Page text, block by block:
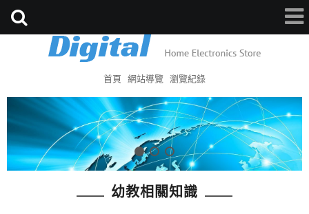
首頁 網站導覽 瀏覽紀錄
幼教相關知識